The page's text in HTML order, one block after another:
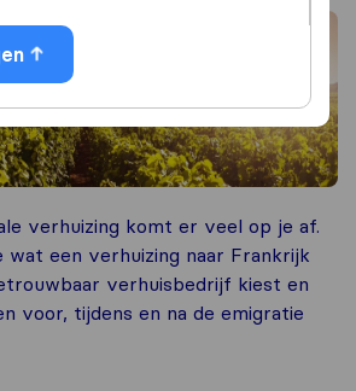
verhuizing komt er veel op je af.
wat een verhuizing naar Frankrijk
verhuisbedrijf kiest en
voor, tijdens en na de emigratie